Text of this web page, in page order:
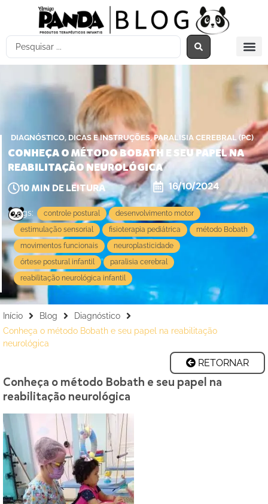
DIAGNÓSTICO, DICAS E INSTRUÇÕES,PARALISIA CEREBRAL (PC)
CONHEÇA O MÉTODO BOBATH E SEU PAPEL NA
REABILITAÇÃO NEUROLÓGICA
10MIN DE LEITURA 16/10/2024
Tags: controle postural
desenvolvimento motor
estimulação sensorial
fisioterapia pediátrica
método Bobath
movimentos funcionais
neuroplasticidade
órtese postural infantil
paralisia cerebral
reabilitação neurológica infantil
Início Blog
Diagnóstico
Conheça o método Bobath e seu papel na reabilitação
neurológica
RETORNAR
Conheça o método Bobath e seu papel na
reabilitação neurológica